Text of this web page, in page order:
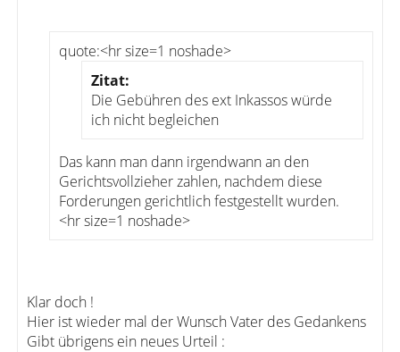
quote:<hr size=1 noshade>
Zitat:
Die Gebühren des ext Inkassos würde
ich nicht begleichen
Das kann man dann irgendwann an den
Gerichtsvollzieher zahlen, nachdem diese
Forderungen gerichtlich festgestellt wurden.
<hr size=1 noshade>
Klar doch !
Hier ist wieder mal der Wunsch Vater des Gedankens
Gibt übrigens ein neues Urteil :